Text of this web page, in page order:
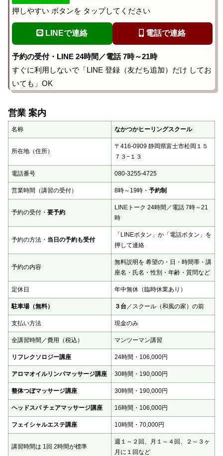
押しやすい ボタンを タップしてください
LINEで連絡 電話で連絡
予約の受付・LINE 24時間／電話 7時～21時
すぐに利用しないで「LINE 登録（友だち追加）だけ してお
いても」OK
営業 案内
名称 なかつかヒーリングスクール
所在地（住所）
〒416-0909 静岡県富士市松岡１５
７３−１３
電話番号 080-3255-4725
営業時間（講習の受付） 8時～19時・ 予約制
予約の受付・ 要予約
LINEトーク 24時間／電話 7時～21
時
予約の方法・ 当日の予約も受付
「LINEボタン」か「電話ボタン」を
押して連絡
予約の内容
無料説明を 希望の・日・時間帯・講
座名・氏名・性別・年齢・質問など
定休日 年中無休（臨時休業あり）
駐車場（無料） ３台／スクール（和風の家）の前
支払い方法 現金のみ
全講習時間／費用（税込） マンツーマン講習
リフレクソロジー講座 24時間・106,000円
アロマオイルリンパマッサージ講座 30時間・190,000円
整体つぼマッサージ講座 30時間・190,000円
ヘッドスパ チェアマッサージ講座 16時間・106,000円
フェイシャルエステ講座 10時間・70,000円
講習時間は 1回 2時間が標準
週１～２回、月１～４回、２～３ヶ
月に１回など